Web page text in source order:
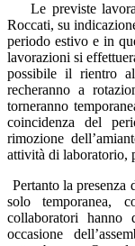
Le previste
Roccati, su
periodo estivo e in
lavorazioni si
possibile il rientro
recheranno a
torneranno
coincidenza del
rimozione
attività di laboratorio,
Pertanto la
solo temporanea,
collaboratori
occasione